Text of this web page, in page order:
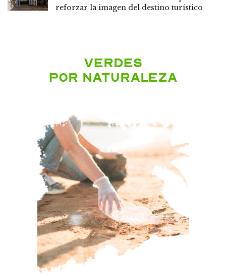
reforzar la imagen del destino turístico